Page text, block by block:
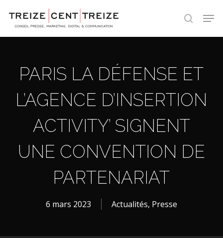
search
PARIS LA DÉFENSE ET
L’AGENCE D’INSERTION
ACTIVITY’ SIGNENT
UNE CONVENTION DE
PARTENARIAT
6 mars 2023 Actualités, Presse